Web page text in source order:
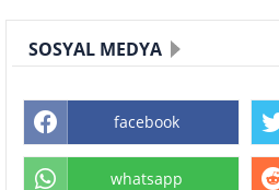
SOSYAL MEDYA
facebook
whatsapp